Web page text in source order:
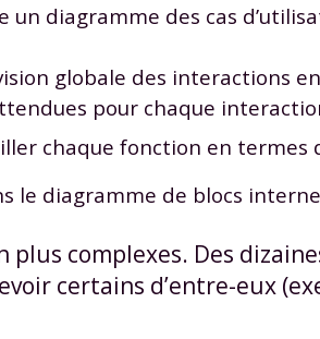
diagramme des cas
globale des interactions
pour chaque
chaque fonction en termes
le diagramme de blocs
complexes. Des
certains d’entre-eux